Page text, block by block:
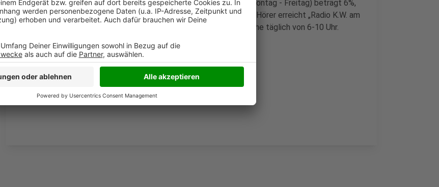
Die durchschnittliche Stundenreichweite über den ganzen Tag (Montag - Freitag) beträgt 6%,
damit schalten pro Stunde ca. 24.000 Menschen ein. Die meisten Hörer erreicht „Radio K.W. am
Morgen“ mit Torben Wiedenhaupt und Michelle Bollen, in der Woche täglich von 6-10 Uhr.
Anzeige
Wir sagen DANKE fürs Einschalten und für eure Treue!
Anzeige